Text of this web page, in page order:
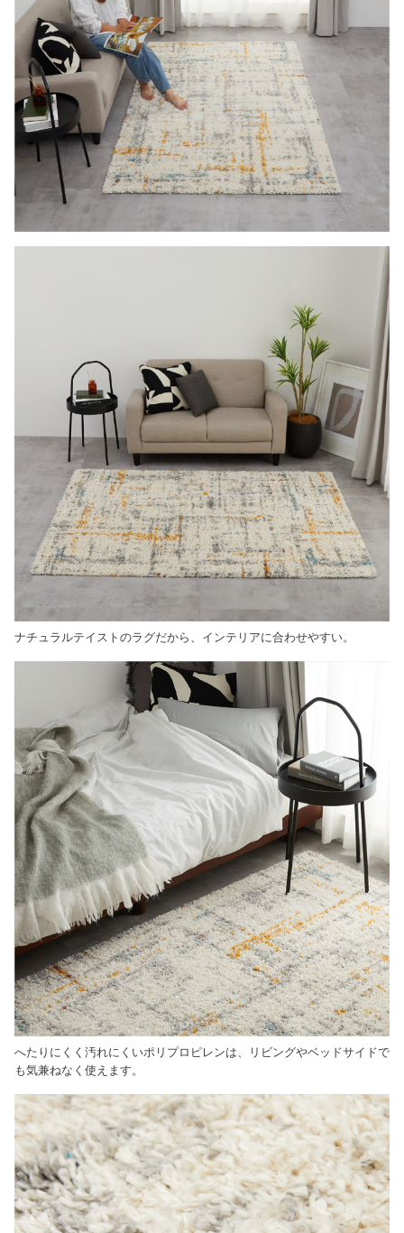
ナチュラルテイストのラグだから、インテリアに合わせやすい。
へたりにくく汚れにくいポリプロピレンは、リビングやベッドサイドで
も気兼ねなく使えます。